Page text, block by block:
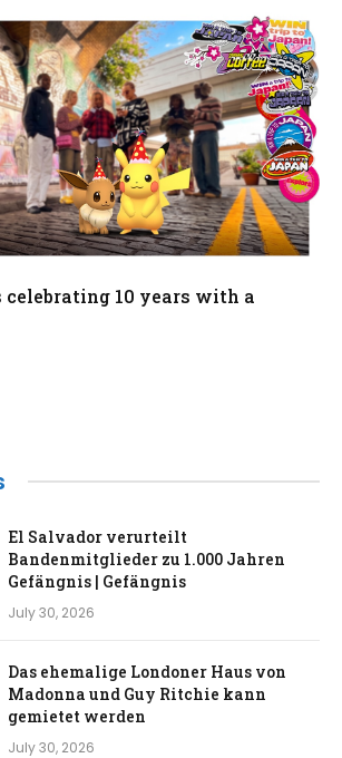
celebrating 10 years with a
El Salvador verurteilt
Bandenmitglieder zu 1.000 Jahren
Gefängnis | Gefängnis
July 30, 2026
Das ehemalige Londoner Haus von
Madonna und Guy Ritchie kann
gemietet werden
July 30, 2026